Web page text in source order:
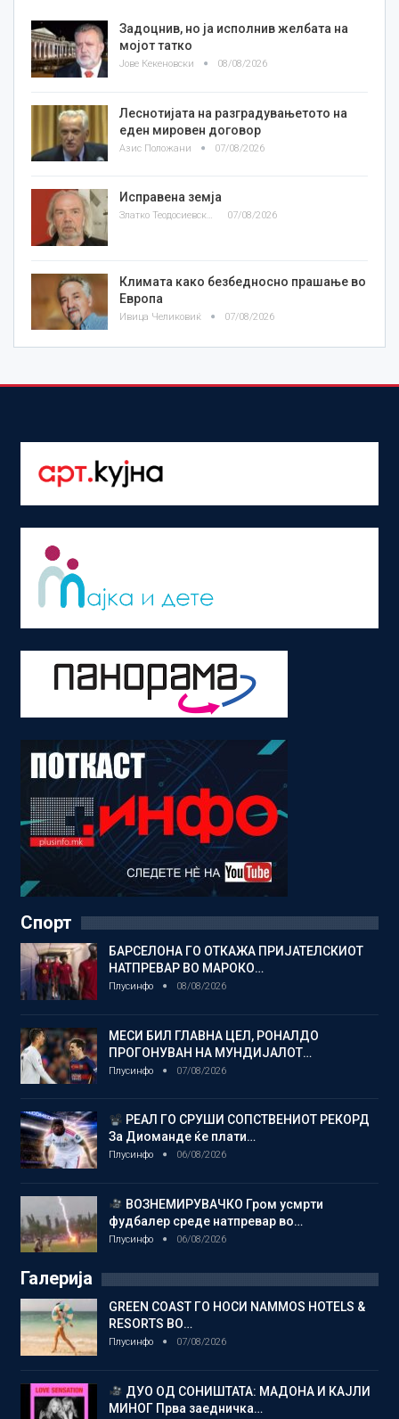
Задоцнив, но ја исполнив желбата на
мојот татко
Јове Кекеновски 08/08/2026
Леснотијата на разградувањетото на
еден мировен договор
Азис Положани 07/08/2026
Исправена земја
Златко Теодосиевски 07/08/2026
Климата како безбедносно прашање во
Европа
Ивица Челиковиќ 07/08/2026
Спорт
БАРСЕЛОНА ГО ОТКАЖА ПРИЈАТЕЛСКИОТ
НАТПРЕВАР ВО МАРОКО…
Плусинфо 08/08/2026
МЕСИ БИЛ ГЛАВНА ЦЕЛ, РОНАЛДО
ПРОГОНУВАН НА МУНДИЈАЛОТ…
Плусинфо 07/08/2026
РЕАЛ ГО СРУШИ СОПСТВЕНИОТ РЕКОРД
За Диоманде ќе плати…
Плусинфо 06/08/2026
ВОЗНЕМИРУВАЧКО Гром усмрти
фудбалер среде натпревар во…
Плусинфо 06/08/2026
Галерија
GREEN COAST ГО НОСИ NAMMOS HOTELS &
RESORTS ВО…
Плусинфо 07/08/2026
ДУО ОД СОНИШТАТА: МАДОНА И КАЈЛИ
МИНОГ Прва заедничка…